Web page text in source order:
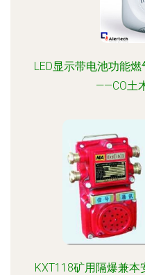
LED显示带电池功能
——CO土
KXT118矿用隔爆兼